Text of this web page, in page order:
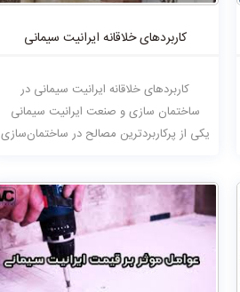
کاربردهای خلاقانه ایرانیت سیمانی
کاربردهای خلاقانه ایرانیت سیمانی در
ساختمان سازی و صنعت ایرانیت سیمانی
یکی از پرکاربردترین مصالح در ساختمان‌سازی